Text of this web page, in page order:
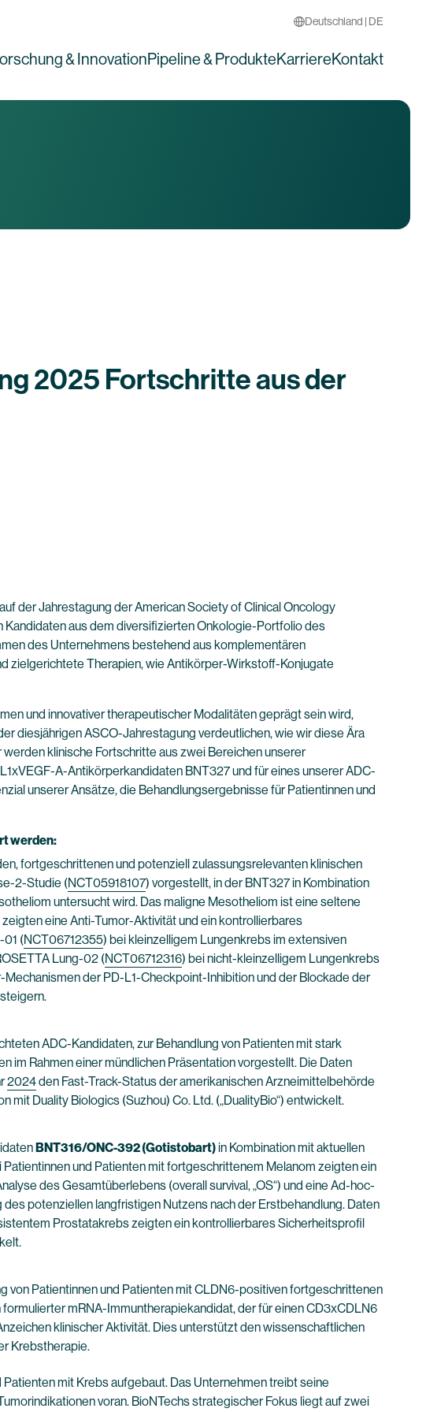
Deutschland | DE
& InnovationPipeline & ProdukteKarriereKontakt
2025 Fortschritte aus der
der Jahrestagung der American Society of Clinical Oncology
Kandidaten aus dem diversifizierten Onkologie-Portfolio des
des Unternehmens bestehend aus komplementären
zielgerichtete Therapien, wie Antikörper-Wirkstoff-Konjugate
und innovativer therapeutischer Modalitäten geprägt sein wird,
diesjährigen ASCO-Jahrestagung verdeutlichen, wie wir diese Ära
werden klinische Fortschritte aus zwei Bereichen unserer
A-Antikörperkandidaten BNT327 und für eines unserer ADC-
unserer Ansätze, die Behandlungsergebnisse für Patientinnen und
werden:
fortgeschrittenen und potenziell zulassungsrelevanten klinischen
2-Studie (NCT05918107) vorgestellt, in der BNT327 in Kombination
untersucht wird. Das maligne Mesotheliom ist eine seltene
eine Anti-Tumor-Aktivität und ein kontrollierbares
01 (NCT06712355) bei kleinzelligem Lungenkrebs im extensiven
Lung-02 (NCT06712316) bei nicht-kleinzelligem Lungenkrebs
der PD-L1-Checkpoint-Inhibition und der Blockade der
ADC-Kandidaten, zur Behandlung von Patienten mit stark
im Rahmen einer mündlichen Präsentation vorgestellt. Die Daten
2024den Fast-Track-Status der amerikanischen Arzneimittelbehörde
mit Duality Biologics (Suzhou) Co. Ltd. („DualityBio“) entwickelt.
BNT316/ONC-392 (Gotistobart)in Kombination mit aktuellen
Patientinnen und Patienten mit fortgeschrittenem Melanom zeigten ein
des Gesamtüberlebens (overall survival, „OS“) und eine Ad-hoc-
potenziellen langfristigen Nutzens nach der Erstbehandlung. Daten
Prostatakrebs zeigten ein kontrollierbares Sicherheitsprofil
von Patientinnen und Patienten mit CLDN6-positiven fortgeschrittenen
mRNA-Immuntherapiekandidat, der für einen CD3xCDLN6
klinischer Aktivität. Dies unterstützt den wissenschaftlichen
Krebstherapie.
mit Krebs aufgebaut. Das Unternehmen treibt seine
voran. BioNTechs strategischer Fokus liegt auf zwei